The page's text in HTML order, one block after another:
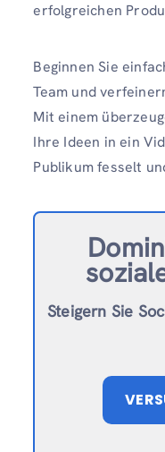
erfolgreichen
Beginnen Sie
Team und
Mit einem
Ihre Ideen in ein
Publikum fesselt
Steigern Sie